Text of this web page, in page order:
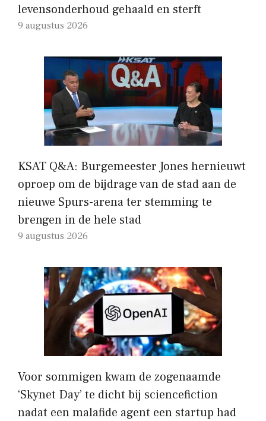
levensonderhoud gehaald en sterft
9 augustus 2026
KSAT Q&A: Burgemeester Jones hernieuwt
oproep om de bijdrage van de stad aan de
nieuwe Spurs-arena ter stemming te
brengen in de hele stad
9 augustus 2026
Voor sommigen kwam de zogenaamde
‘Skynet Day’ te dicht bij sciencefiction
nadat een malafide agent een startup had